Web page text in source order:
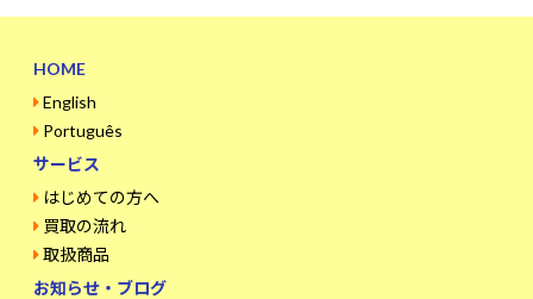
HOME
English
Português
サービス
はじめての方へ
買取の流れ
取扱商品
お知らせ・ブログ